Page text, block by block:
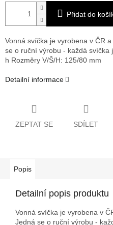
Přidat do
Vonná svíčka je vyrobena v ČR
se o ruční výrobu - každá svíčka
h Rozměry V/Š/H: 125/80 mm
Detailní informace
ZEPTAT SE SDÍLET
Popis
Detailní popis produktu
Vonná svíčka je vyrobena v
Jedná se o ruční výrobu -